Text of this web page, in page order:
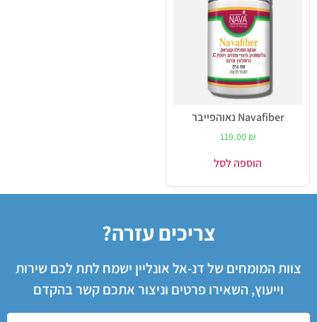
Navafiber נאוהפייבר
119.00 ₪
הוספה לסל
צריכים עזרה?
צוות המומחים של דנ-אל אונליין ישמח לתת לכם שירות
וייעוץ, השאירו פרטים וניצור אתכם קשר בהקדם